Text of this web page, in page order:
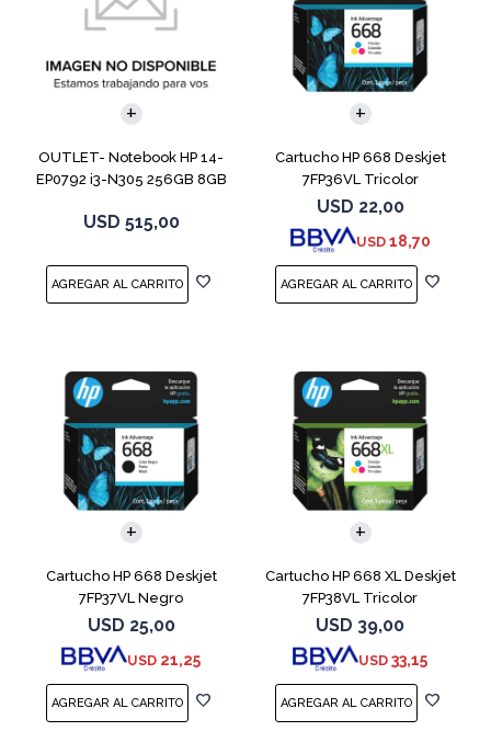
OUTLET- Notebook HP 14-
EP0792 i3-N305 256GB 8GB
USD 515,00
COMPARAR
Cartucho HP 668 Deskjet
7FP36VL Tricolor
USD 22,00
USD 18,70
Cartucho HP 668 Deskjet
7FP37VL Negro
USD 25,00
USD 21,25
Cartucho HP 668 XL Deskjet
7FP38VL Tricolor
USD 39,00
USD 33,15